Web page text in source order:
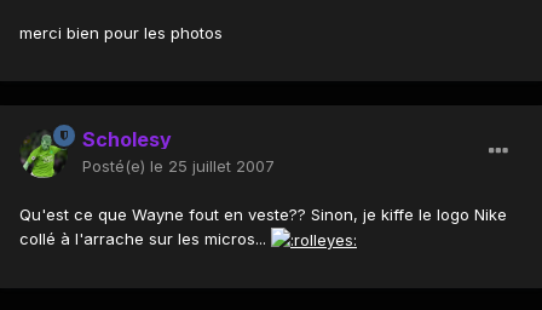
merci bien pour les photos
Scholesy
Posté(e) le 25 juillet 2007
Qu'est ce que Wayne fout en veste?? Sinon, je kiffe le logo Nike
collé à l'arrache sur les micros...